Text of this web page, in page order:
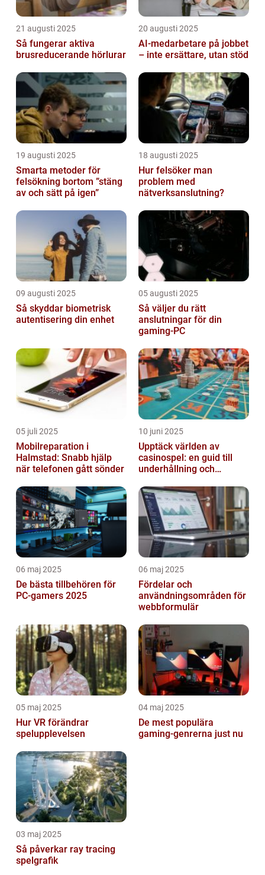
21 augusti 2025
Så fungerar aktiva
brusreducerande hörlurar
20 augusti 2025
AI‑medarbetare på jobbet
– inte ersättare, utan stöd
19 augusti 2025
Smarta metoder för
felsökning bortom ”stäng
av och sätt på igen”
18 augusti 2025
Hur felsöker man
problem med
nätverksanslutning?
09 augusti 2025
Så skyddar biometrisk
autentisering din enhet
05 augusti 2025
Så väljer du rätt
anslutningar för din
gaming-PC
05 juli 2025
Mobilreparation i
Halmstad: Snabb hjälp
när telefonen gått sönder
10 juni 2025
Upptäck världen av
casinospel: en guid till
underhållning och
06 maj 2025
De bästa tillbehören för
PC-gamers 2025
06 maj 2025
Fördelar och
användningsområden för
webbformulär
05 maj 2025
Hur VR förändrar
spelupplevelsen
04 maj 2025
De mest populära
gaming-genrerna just nu
03 maj 2025
Så påverkar ray tracing
spelgrafik